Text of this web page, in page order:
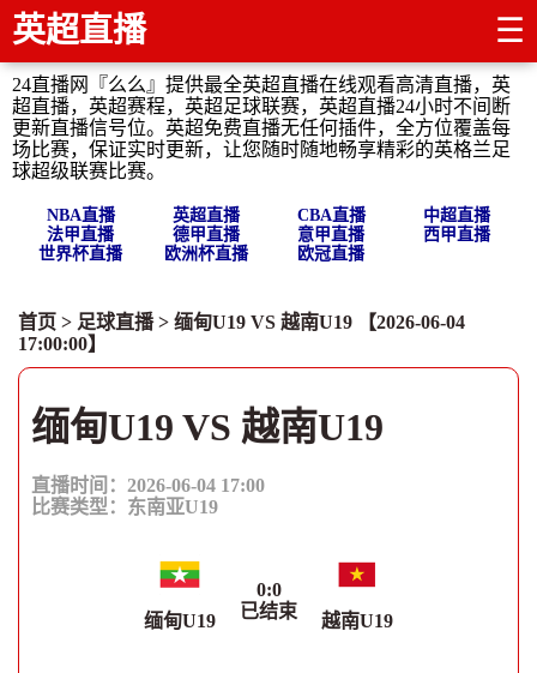
英超直播 ☰
24直播网『么么』提供最全英超直播在线观看高清直播，英
超直播，英超赛程，英超足球联赛，英超直播24小时不间断
更新直播信号位。英超免费直播无任何插件，全方位覆盖每
场比赛，保证实时更新，让您随时随地畅享精彩的英格兰足
球超级联赛比赛。
NBA直播 英超直播 CBA直播
中超直播
法甲直播
德甲直播 意甲直播
西甲直播
世界杯直播
欧洲杯直播 欧冠直播
首页 > 足球直播> 缅甸U19 VS 越南U19 【2026-06-04
17:00:00】
缅甸U19 VS 越南U19
直播时间：2026-06-04 17:00
比赛类型： 东南亚U19
缅甸U19
0:0
已结束
越南U19